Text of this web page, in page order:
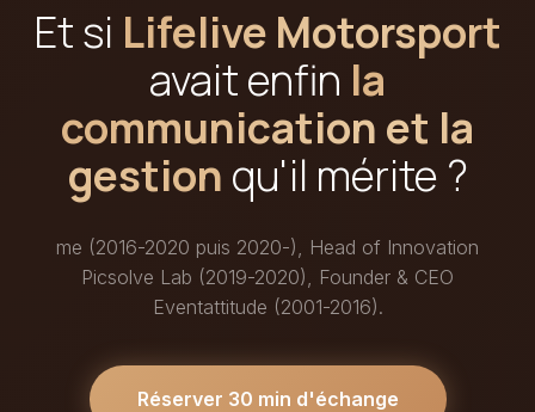
Et si Lifelive Motorsport
avait enfin la
communication et la
gestion qu'il mérite ?
me (2016-2020 puis 2020-), Head of Innovation
Picsolve Lab (2019-2020), Founder & CEO
Eventattitude (2001-2016).
Réserver 30 min d'échange